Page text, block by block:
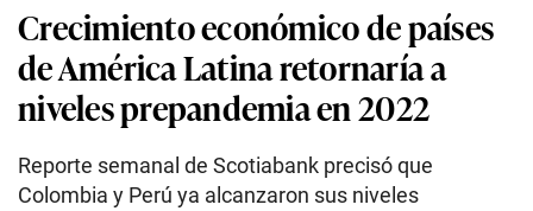
Crecimiento económico de países
de América Latina retornaría a
niveles prepandemia en 2022
Reporte semanal de Scotiabank precisó que
Colombia y Perú ya alcanzaron sus niveles